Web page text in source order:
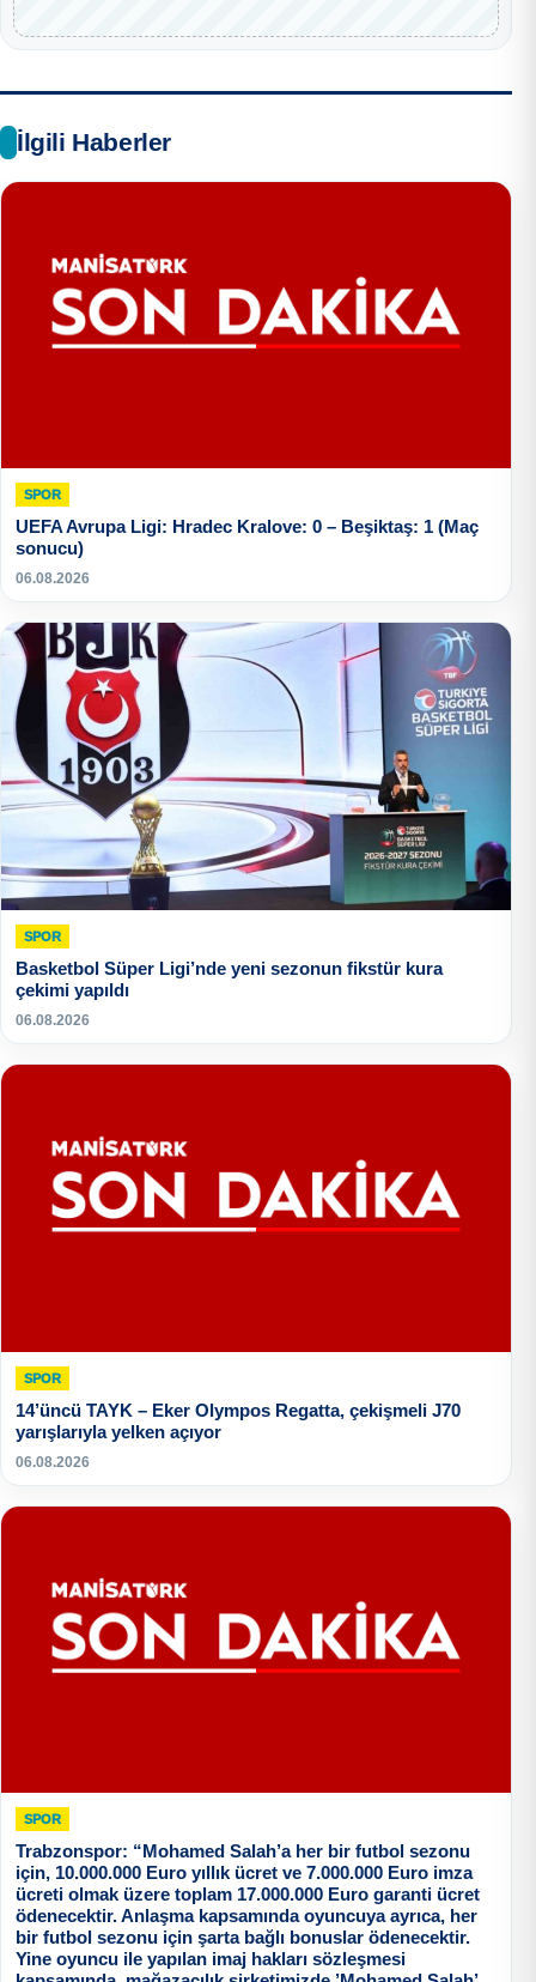
İlgili Haberler
SPOR
UEFA Avrupa Ligi: Hradec Kralove: 0 – Beşiktaş: 1 (Maç
sonucu)
06.08.2026
SPOR
Basketbol Süper Ligi’nde yeni sezonun fikstür kura
çekimi yapıldı
06.08.2026
SPOR
14’üncü TAYK – Eker Olympos Regatta, çekişmeli J70
yarışlarıyla yelken açıyor
06.08.2026
SPOR
Trabzonspor: “Mohamed Salah’a her bir futbol sezonu
için, 10.000.000 Euro yıllık ücret ve 7.000.000 Euro imza
ücreti olmak üzere toplam 17.000.000 Euro garanti ücret
ödenecektir. Anlaşma kapsamında oyuncuya ayrıca, her
bir futbol sezonu için şarta bağlı bonuslar ödenecektir.
Yine oyuncu ile yapılan imaj hakları sözleşmesi